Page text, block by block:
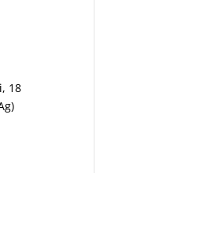
18